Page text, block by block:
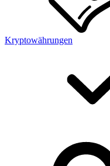
Kryptowährungen